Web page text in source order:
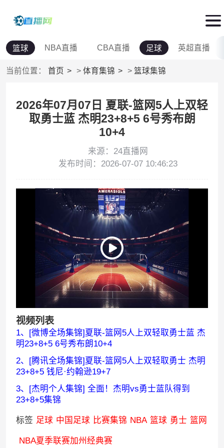
篮球 NBA直播 CBA直播 足球 英超直播
当前位置： 首页 > 体育集锦 > 篮球集锦
2026年07月07日 夏联-篮网5人上双轻
取勇士蓝 杰明23+8+5 6号秀布朗
10+4
来源：24直播网
发布时间：2026-07-07 10:46:23
视频列表
1、[微博全场集锦]夏联-篮网5人上双轻取勇士蓝 杰
明23+8+5 6号秀布朗10+4
2、[腾讯全场集锦]夏联-篮网5人上双轻取勇士 杰明
23+8+5 钱尼·约翰逊19+7
3、[杰明个人集锦] 全面！杰明vs勇士蓝队得到
23+8+5集锦
标签 足球 中国足球 比赛集锦 NBA 篮球 勇士 篮网
NBA夏季联赛加州经典赛